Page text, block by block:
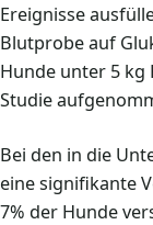
Ereignisse
Blutprobe auf
Hunde unter 5
Studie
Bei den in die
eine signifikante
7% der Hunde